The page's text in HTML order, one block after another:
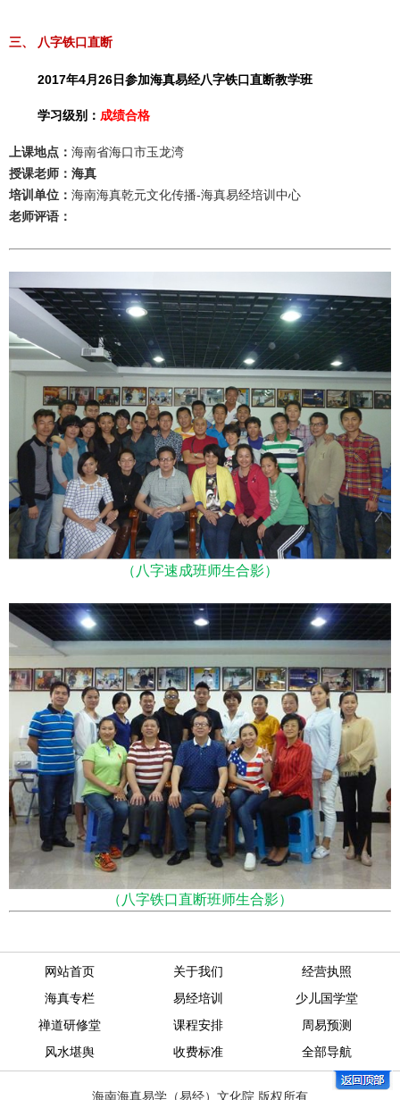
三、 八字铁口直断
2017年4月26日参加海真易经八字铁口直断教学班
学习级别： 成绩合格
上课地点： 海南省海口市玉龙湾
授课老师： 海真
培训单位： 海南海真乾元文化传播-海真易经培训中心
老师评语：
（八字速成班师生合影）
（八字铁口直断班师生合影）
网站首页 关于我们
经营执照
海真专栏
易经培训
少儿国学堂
禅道研修堂
课程安排
周易预测
风水堪舆
收费标准 全部导航
海南海真易学（易经）文化院 版权所有